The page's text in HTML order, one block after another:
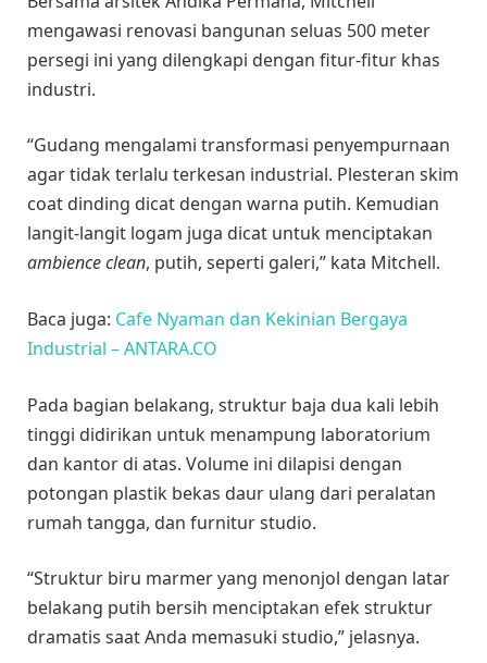
mengawasi renovasi bangunan seluas 500 meter
persegi ini yang dilengkapi dengan fitur-fitur khas
industri.
“Gudang mengalami transformasi penyempurnaan
agar tidak terlalu terkesan industrial. Plesteran skim
coat dinding dicat dengan warna putih. Kemudian
langit-langit logam juga dicat untuk menciptakan
ambience clean, putih, seperti galeri,” kata Mitchell.
Baca juga: Cafe Nyaman dan Kekinian Bergaya
Industrial – ANTARA.CO
Pada bagian belakang, struktur baja dua kali lebih
tinggi didirikan untuk menampung laboratorium
dan kantor di atas. Volume ini dilapisi dengan
potongan plastik bekas daur ulang dari peralatan
rumah tangga, dan furnitur studio.
“Struktur biru marmer yang menonjol dengan latar
belakang putih bersih menciptakan efek struktur
dramatis saat Anda memasuki studio,” jelasnya.